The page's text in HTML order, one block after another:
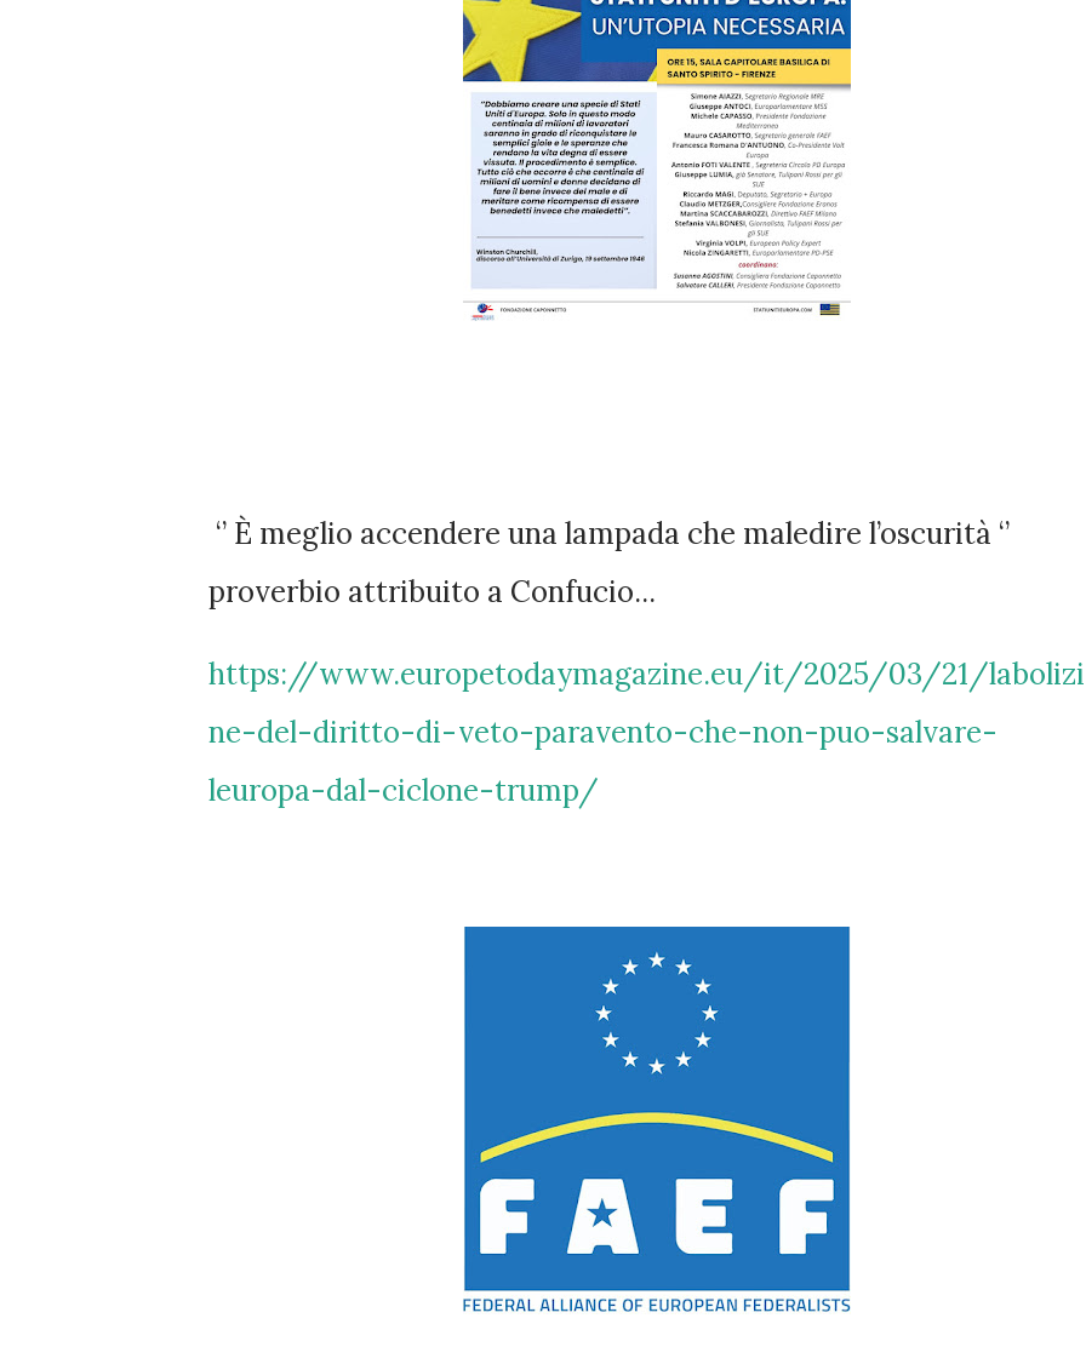
‘’ È meglio accendere una lampada che maledire l’oscurità ‘’
proverbio attribuito a Confucio...
https://www.europetodaymagazine.eu/it/2025/03/21/
ne-del-diritto-di-veto-paravento-che-non-puo-salvare-
leuropa-dal-ciclone-trump/